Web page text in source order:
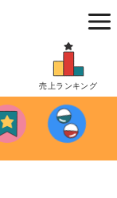
売上ランキング